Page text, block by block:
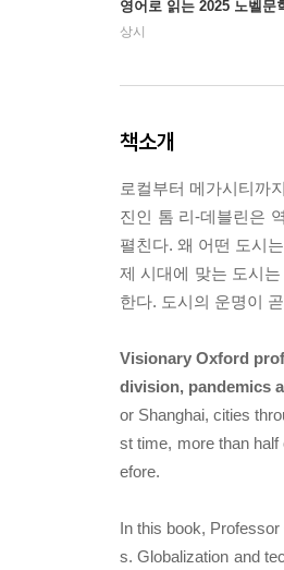
영어로 읽는 2025 노벨문
상시
책소개
로컬부터 메가시티까
진인 톰 리-데블린은
펼친다. 왜 어떤 도시
제 시대에 맞는 도시
한다. 도시의 운명이
Visionary Oxford
division, pandemics
or Shanghai, cities
st time, more than
efore.
In this book,
s. Globalization and